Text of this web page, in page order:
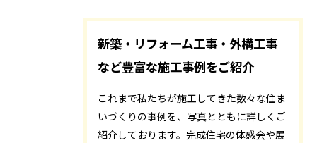
新築・リフォーム工事・外構工事
など豊富な施工事例をご紹介
これまで私たちが施工してきた数々な住ま
いづくりの事例を、写真とともに詳しくご
紹介しております。完成住宅の体感会や展